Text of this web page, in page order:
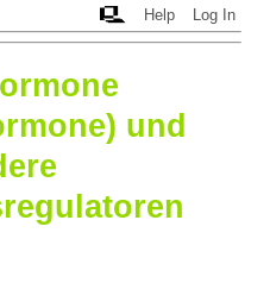
Help Log In
und